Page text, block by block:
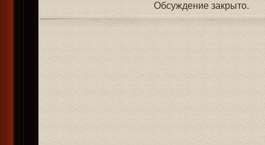
Обсуждение закрыто.